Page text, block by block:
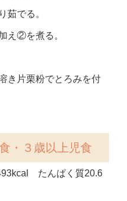
茹でる。
え②を煮る。
き片栗粉でとろみを付
・３歳以上児食
たんぱく質20.6